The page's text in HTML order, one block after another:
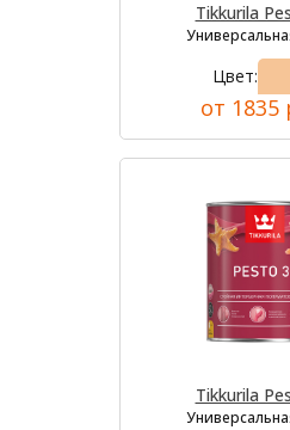
Tikkurila
Цвет:
от 1835
Tikkurila